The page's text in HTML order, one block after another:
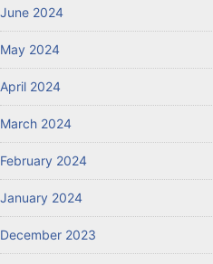
June 2024
May 2024
April 2024
March 2024
February 2024
January 2024
December 2023